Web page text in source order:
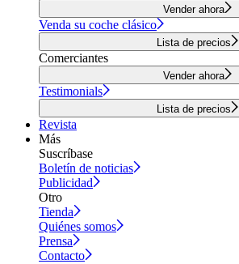
Vender ahora
Venda su coche clásico
Lista de precios
Comerciantes
Vender ahora
Testimonials
Lista de precios
Revista
Más
Suscríbase
Boletín de noticias
Publicidad
Otro
Tienda
Quiénes somos
Prensa
Contacto